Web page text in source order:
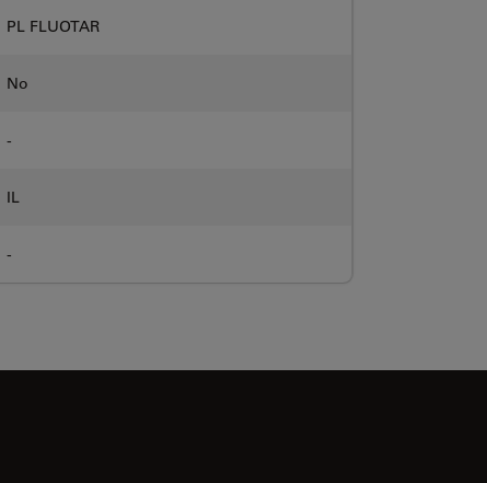
PL FLUOTAR
No
-
IL
-